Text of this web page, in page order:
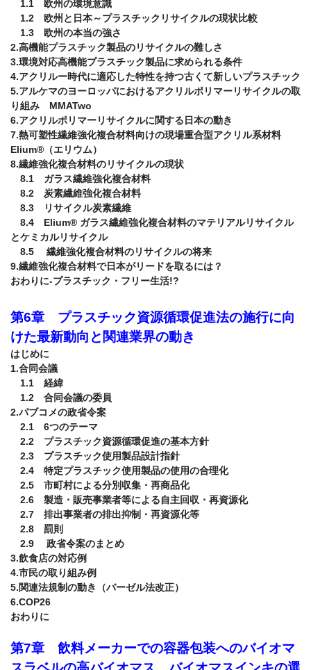
1.1　欧州の環境意識
1.2　欧州と日本～プラスチックリサイクルの現状比較
1.3　欧州の本当の強さ
2.高機能プラスチック製品のリサイクルの難しさ
3.環境対応高機能プラスチック製品に求められる条件
4.アクリルー時代に適応した特性を持つ古くて新しいプラスチック
5.アルケマのヨーロッパにおけるアクリルポリマーリサイクルの取
り組み　MMATwo
6.アクリルポリマーリサイクルに関する日本の動き
7.熱可塑性繊維強化複合材料向けの現場重合型アクリル系材料
Elium®（エリウム）
8.繊維強化複合材料のリサイクルの現状
8.1　ガラス繊維強化複合材料
8.2　炭素繊維強化複合材料
8.3　リサイクル炭素繊維
8.4　Elium® ガラス繊維強化複合材料のマテリアルリサイクル
とケミカルリサイクル
8.5　 繊維強化複合材料のリサイクルの将来
9.繊維強化複合材料で日本がリードを取るには？
第6章　プラスチック資源循環促進法の施行に向
けた最新動向と関連業界の動き
はじめに
1.合同会議
1.1　経緯
1.2　合同会議の委員
2.パブコメの政省令案
2.1　6つのテーマ
2.2　プラスチック資源循環促進の基本方針
2.3　プラスチック使用製品設計指針
2.4　特定プラスチック使用製品の使用の合理化
2.5　市町村による分別収集・再商品化
2.6　製造・販売事業者等による自主回収・再資源化
2.7　排出事業者の排出抑制・再資源化等
2.8　罰則
2.9　 政省令案のまとめ
3.飲食店の対応例
4.市民の取り組み例
5.関連法規制の動き（バーゼル法改正）
6.COP26
おわりに
第7章　飲料メーカーでの容器包装へのバイオマ